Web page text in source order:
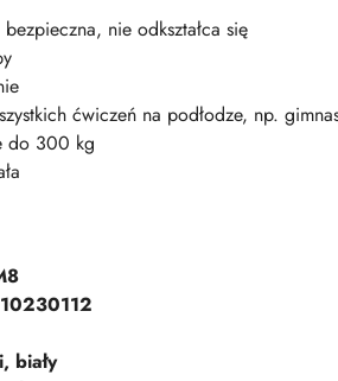
nie odkształca się
ćwiczeń na podłodze, np.
do 300 kg
10230112
biały